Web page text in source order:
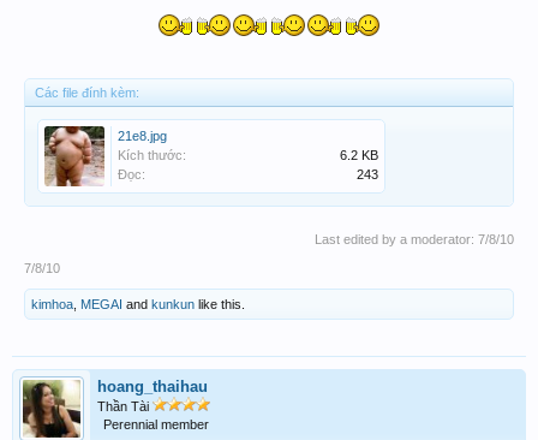
Các file đính kèm:
21e8.jpg
Kích thước:
6.2 KB
Đọc:
243
Last edited by a moderator: 7/8/10
7/8/10
kimhoa MEGAI and kunkun like this.
hoang_thaihau
Thần Tài
Perennial member